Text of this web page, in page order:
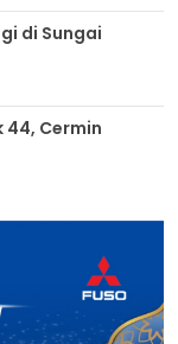
di Sungai
Cermin